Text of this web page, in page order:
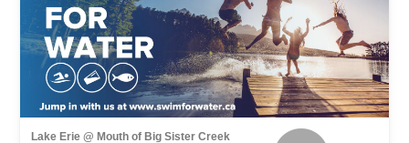
Lake Erie @ Mouth of Big Sister Creek